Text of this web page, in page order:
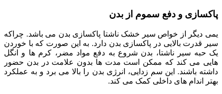
پاکسازی و دفع سموم از بدن
یمی دیگر از خواص سیر خشک ناشتا پاکسازی بدن می باشد. چراکه
سیر قدرت بالایی در پاکسازی بدن دارد. به این صورت که با خوردن
یک حبه سیر ناشتا، بدن شروع به دفع مواد مضر، کرم ها و انگل
هایی می کند که ممکن است مدت ها بدون علامت در بدن حضور
داشته باشند. این سم زدایی، انرژی بدن را بالا می برد و به عملکرد
بهتر اندام های داخلی کمک می کند.